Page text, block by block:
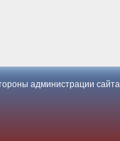
администрации